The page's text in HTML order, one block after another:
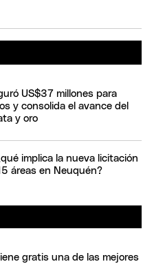
US$37 millones para
y consolida el avance del
y oro
implica la nueva licitación
áreas en Neuquén?
gratis una de las mejores